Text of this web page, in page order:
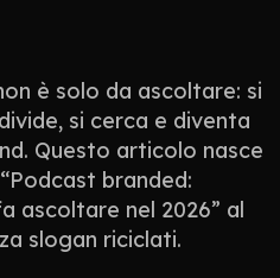
è solo da ascoltare: si
si cerca e diventa
Questo articolo nasce
branded:
ascoltare nel 2026” al
slogan riciclati.